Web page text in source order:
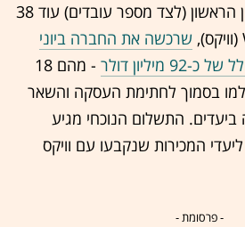
מלאכותית, קיבל ברבעון הראשון (לצד מספר עובדים) עוד 38
שרכשה את החברה ביוני
דולר
- מהם 18
בסמוך לחתימת העסקה והשאר
התשלום הנוכחי מגיע
הגיעה ליעדי המכירות שנקבעו עם וויקס
- פרסומת -